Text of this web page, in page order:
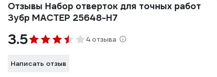
Отзывы Набор отверток для точных работ
Зубр МАСТЕР 25648-H7
3.5 4 отзыва
Написать отзыв